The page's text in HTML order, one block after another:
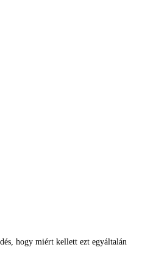
hogy miért kellett ezt egyáltalán